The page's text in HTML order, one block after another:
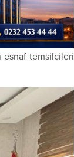
esnaf temsilcileri